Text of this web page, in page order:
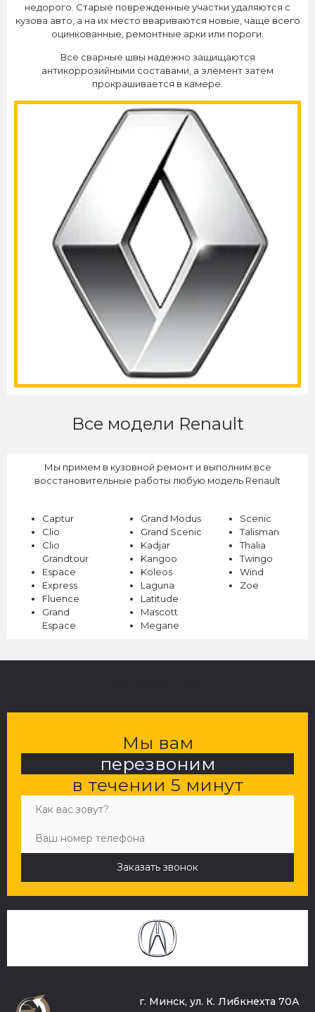
недорого. Старые поврежденные участки удаляются с
кузова авто, а на их место ввариваются новые, чаще всего
оцинкованные, ремонтные арки или пороги.
Все сварные швы надежно защищаются
антикоррозийными составами, а элемент затем
прокрашивается в камере.
Все модели Renault
Мы примем в кузовной ремонт и выполним все
восстановительные работы любую модель Renault
Captur
Clio
Clio
Grandtour
Espace
Express
Fluence
Grand
Espace
Grand Modus
Grand Scenic
Kadjar
Kangoo
Koleos
Laguna
Latitude
Mascott
Megane
Scenic
Talisman
Thalia
Twingo
Wind
Zoe
Заказать звонок
Мы вам
перезвоним
в течении 5 минут
г. Минск, ул. К. Либкнехта 70А